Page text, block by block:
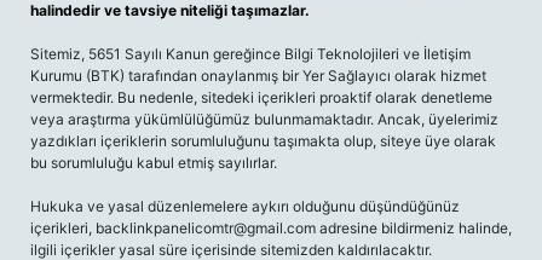
halindedir ve tavsiye niteliği taşımazlar.
Sitemiz, 5651 Sayılı Kanun gereğince Bilgi Teknolojileri ve İletişim
Kurumu (BTK) tarafından onaylanmış bir Yer Sağlayıcı olarak hizmet
vermektedir. Bu nedenle, sitedeki içerikleri proaktif olarak denetleme
veya araştırma yükümlülüğümüz bulunmamaktadır. Ancak, üyelerimiz
yazdıkları içeriklerin sorumluluğunu taşımakta olup, siteye üye olarak
bu sorumluluğu kabul etmiş sayılırlar.
Hukuka ve yasal düzenlemelere aykırı olduğunu düşündüğünüz
içerikleri, backlinkpanelicomtr@gmail.com adresine bildirmeniz halinde,
ilgili içerikler yasal süre içerisinde sitemizden kaldırılacaktır.